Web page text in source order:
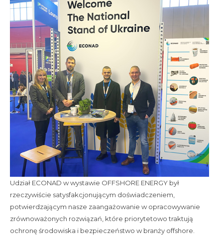
Udział ECONAD w wystawie OFFSHORE ENERGY był
rzeczywiście satysfakcjonującym doświadczeniem,
potwierdzającym nasze zaangażowanie w opracowywanie
zrównoważonych rozwiązań, które priorytetowo traktują
ochronę środowiska i bezpieczeństwo w branży offshore.